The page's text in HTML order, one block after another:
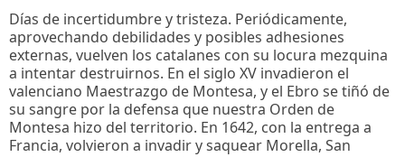
Días de incertidumbre y tristeza. Periódicamente,
aprovechando debilidades y posibles adhesiones
externas, vuelven los catalanes con su locura mezquina
a intentar destruirnos. En el siglo XV invadieron el
valenciano Maestrazgo de Montesa, y el Ebro se tiñó de
su sangre por la defensa que nuestra Orden de
Montesa hizo del territorio. En 1642, con la entrega a
Francia, volvieron a invadir y saquear Morella, San